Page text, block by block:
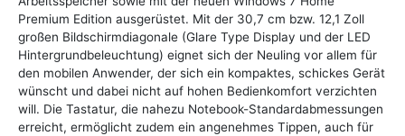
Premium Edition ausgerüstet. Mit der 30,7 cm bzw. 12,1 Zoll
großen Bildschirmdiagonale (Glare Type Display und der LED
Hintergrundbeleuchtung) eignet sich der Neuling vor allem für
den mobilen Anwender, der sich ein kompaktes, schickes Gerät
wünscht und dabei nicht auf hohen Bedienkomfort verzichten
will. Die Tastatur, die nahezu Notebook-Standardabmessungen
erreicht, ermöglicht zudem ein angenehmes Tippen, auch für